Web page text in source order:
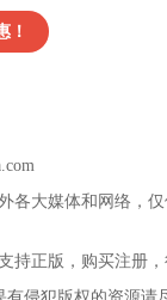
！
各大媒体和网络，
持正版，购买注册